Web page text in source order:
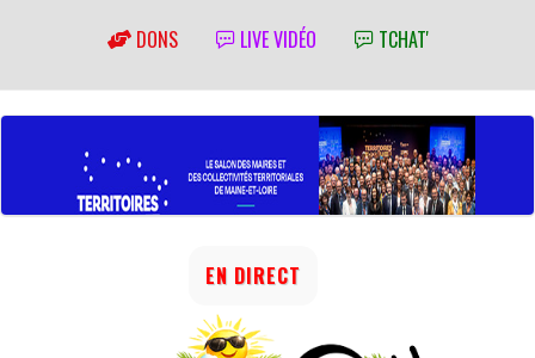
DONS LIVE VIDÉO TCHAT'
EN DIRECT